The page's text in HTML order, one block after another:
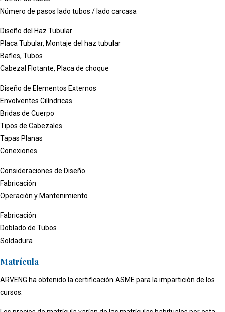
Número de pasos lado tubos / lado carcasa
Diseño del Haz Tubular
Placa Tubular, Montaje del haz tubular
Bafles, Tubos
Cabezal Flotante, Placa de choque
Diseño de Elementos Externos
Envolventes Cilíndricas
Bridas de Cuerpo
Tipos de Cabezales
Tapas Planas
Conexiones
Consideraciones de Diseño
Fabricación
Operación y Mantenimiento
Fabricación
Doblado de Tubos
Soldadura
Matrícula
ARVENG ha obtenido la certificación ASME para la impartición de los
cursos.